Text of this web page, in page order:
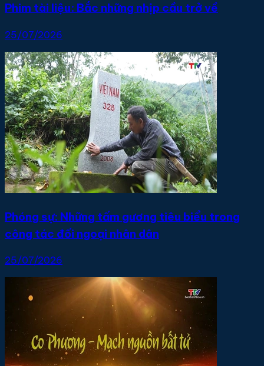
Phim tài liệu: Bắc những nhịp cầu trở về
25/07/2026
Phóng sự: Những tấm gương tiêu biểu trong
công tác đối ngoại nhân dân
25/07/2026